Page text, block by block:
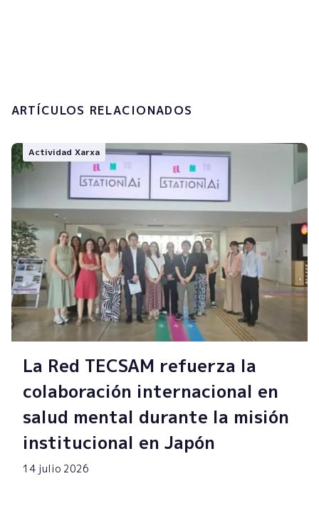
ARTÍCULOS RELACIONADOS
Actividad Xarxa
La Red TECSAM refuerza la
colaboración internacional en
salud mental durante la misión
institucional en Japón
14 julio 2026